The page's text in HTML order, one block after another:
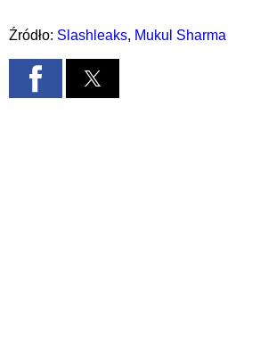
Źródło: Slashleaks, Mukul Sharma